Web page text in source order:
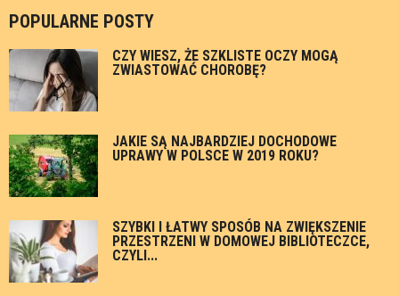
POPULARNE POSTY
CZY WIESZ, ŻE SZKLISTE OCZY MOGĄ
ZWIASTOWAĆ CHOROBĘ?
JAKIE SĄ NAJBARDZIEJ DOCHODOWE
UPRAWY W POLSCE W 2019 ROKU?
SZYBKI I ŁATWY SPOSÓB NA ZWIĘKSZENIE
PRZESTRZENI W DOMOWEJ BIBLIOTECZCE,
CZYLI...